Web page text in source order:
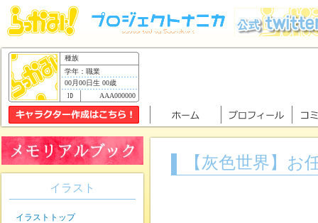
種族
学年：職業
00月00日生 00歳
AAA000000
【灰色世界】お
イラスト
イラストトップ